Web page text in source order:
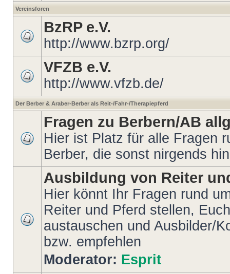
Vereinsforen
BzRP e.V.
http://www.bzrp.org/
VFZB e.V.
http://www.vfzb.de/
Der Berber & Araber-Berber als Reit-/Fahr-/Therapiepferd
Fragen zu Berbern/AB
Hier ist Platz für alle Fragen
Berber, die sonst nirgends
Ausbildung von Reiter
Hier könnt Ihr Fragen rund
Reiter und Pferd stellen,
austauschen und Ausbilder/
bzw. empfehlen
Moderator: Esprit